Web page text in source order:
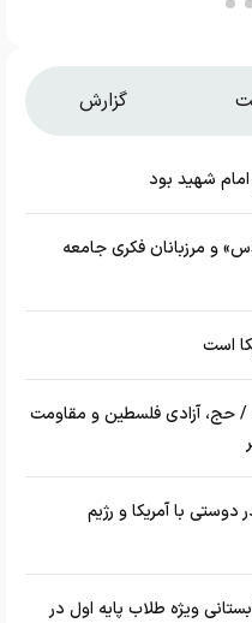
گزارش
شهید بود
و مرزبانان فکری جامعه
است
حج، آزادی فلسطین و مقاومت
با آمریکا و رژیم
ویژه طلاب پایه اول در